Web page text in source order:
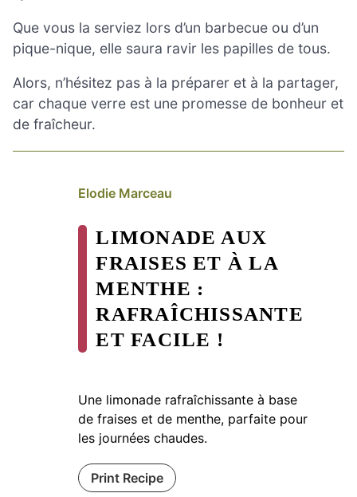
Que vous la serviez lors d’un barbecue ou d’un
pique-nique, elle saura ravir les papilles de tous.
Alors, n’hésitez pas à la préparer et à la partager,
car chaque verre est une promesse de bonheur et
de fraîcheur.
Elodie Marceau
LIMONADE AUX
FRAISES ET À LA
MENTHE :
RAFRAÎCHISSANTE
ET FACILE !
Une limonade rafraîchissante à base
de fraises et de menthe, parfaite pour
les journées chaudes.
Print Recipe